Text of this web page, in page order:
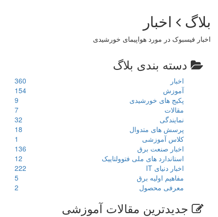
بلاگ اخبار
اخبار فیسبوک در مورد هواپیمای خورشیدی
دسته بندی بلاگ
اخبار
360
آموزش
154
پکیج های خورشیدی
9
مقالات
7
نمایندگی
32
پرسش های متدوال
18
کلاس آموزشی
1
اخبار صنعت برق
136
استاندارد های ملی فتوولتاییک
12
اخبار دنیای IT
222
مفاهیم اولیه برق
5
معرفی محصول
2
جدیدترین مقالات آموزشی